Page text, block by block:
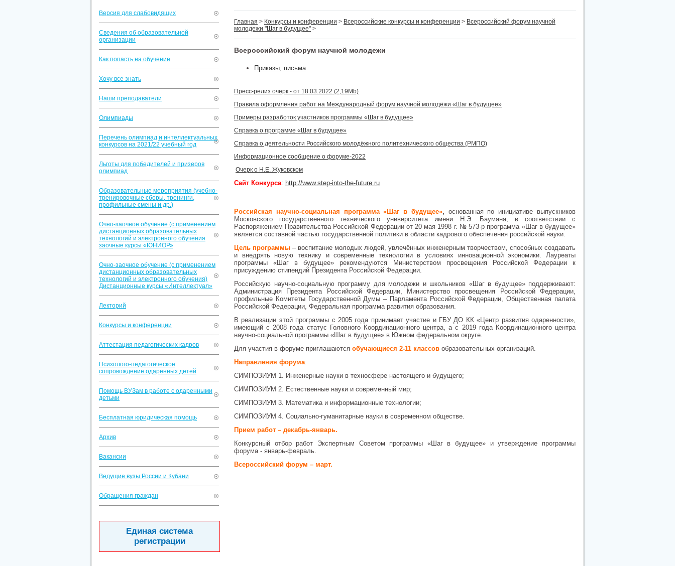
Версия для слабовидящих
Сведения об образовательной
организации
Как попасть на обучение
Хочу все знать
Наши преподаватели
Олимпиады
Перечень олимпиад и интеллектуальных
конкурсов на 2021/22 учебный год
Льготы для победителей и призеров
олимпиад
Образовательные мероприятия (учебно-
тренировочные сборы, тренинги,
профильные смены и др.)
Очно-заочное обучение (с применением
дистанционных образовательных
технологий и электронного обучения
заочные курсы «ЮНИОР»
Очно-заочное обучение (с применением
дистанционных образовательных
технологий и электронного обучения)
Дистанционные курсы «Интеллектуал»
Лекторий
Конкурсы и конференции
Аттестация педагогических кадров
Психолого-педагогическое
сопровождение одаренных детей
Помощь ВУЗам в работе с одаренными
детьми
Бесплатная юридическая помощь
Архив
Вакансии
Ведущие вузы России и Кубани
Обращения граждан
Единая система
регистрации
Главная > Конкурсы и конференции > Всероссийские конкурсы и конференции > Всероссийский форум научной
молодежи "Шаг в будущее" >
Всероссийский форум научной молодежи
Приказы, письма
Пресс-релиз очерк - от 18.03.2022 (2,19Mb)
Правила оформления работ на Международный форум научной молодёжи «Шаг в будущее»
Примеры разработок участников программы «Шаг в будущее»
Справка о программе «Шаг в будущее»
Справка о деятельности Российского молодёжного политехнического общества (РМПО)
Информационное сообщение о форуме-2022
Очерк о Н.Е. Жуковском
Сайт Конкурса: http://www.step-into-the-future.ru
Российская научно-социальная программа «Шаг в будущее», основанная по инициативе выпускников
Московского государственного технического университета имени Н.Э. Баумана, в соответствии с
Распоряжением Правительства Российской Федерации от 20 мая 1998 г. № 573-р программа «Шаг в будущее»
является составной частью государственной политики в области кадрового обеспечения российской науки.
Цель программы – воспитание молодых людей, увлечённых инженерным творчеством, способных создавать
и внедрять новую технику и современные технологии в условиях инновационной экономики. Лауреаты
программы «Шаг в будущее» рекомендуются Министерством просвещения Российской Федерации к
присуждению стипендий Президента Российской Федерации.
Российскую научно-социальную программу для молодежи и школьников «Шаг в будущее» поддерживают:
Администрация Президента Российской Федерации, Министерство просвещения Российской Федерации,
профильные Комитеты Государственной Думы – Парламента Российской Федерации, Общественная палата
Российской Федерации, Федеральная программа развития образования.
В реализации этой программы с 2005 года принимает участие и ГБУ ДО КК «Центр развития одаренности»,
имеющий с 2008 года статус Головного Координационного центра, а с 2019 года Координационного центра
научно-социальной программы «Шаг в будущее» в Южном федеральном округе.
Для участия в форуме приглашаются обучающиеся 2-11 классов образовательных организаций.
Направления форума:
СИМПОЗИУМ 1. Инженерные науки в техносфере настоящего и будущего;
СИМПОЗИУМ 2. Естественные науки и современный мир;
СИМПОЗИУМ 3. Математика и информационные технологии;
СИМПОЗИУМ 4. Социально-гуманитарные науки в современном обществе.
Прием работ – декабрь-январь.
Конкурсный отбор работ Экспертным Советом программы «Шаг в будущее» и утверждение программы
форума - январь-февраль.
Всероссийский форум – март.